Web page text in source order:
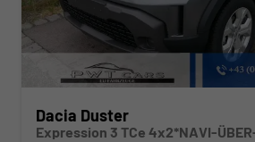
Dacia Duster